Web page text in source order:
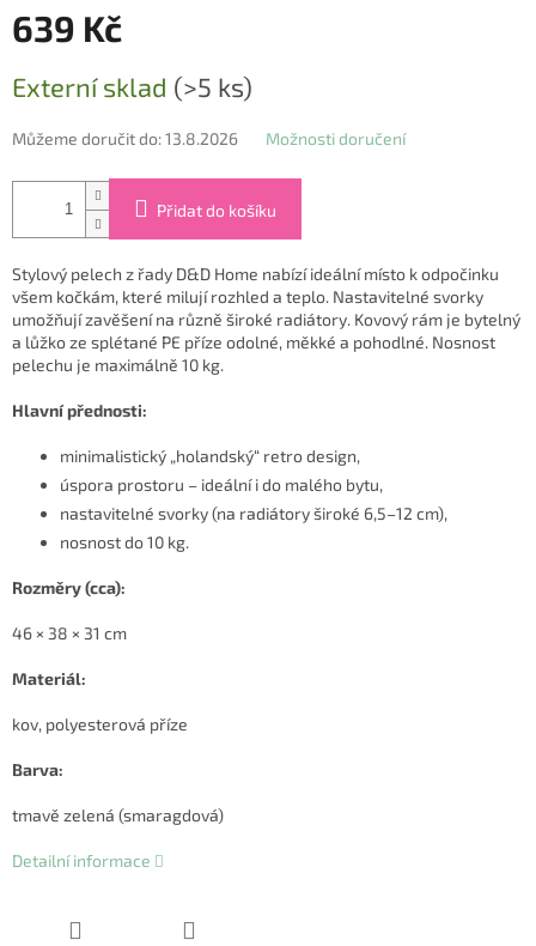
639 Kč
cena:
Externí sklad (>5 ks)
Můžeme doručit do:13.8.2026 Možnosti doručení
Přidat do košíku
Stylový pelech z řady D&D Home nabízí ideální místo k odpočinku
všem kočkám, které milují rozhled a teplo. Nastavitelné svorky
umožňují zavěšení na různě široké radiátory. Kovový rám je bytelný
a lůžko ze splétané PE příze odolné, měkké a pohodlné. Nosnost
pelechu je maximálně 10 kg.
Hlavní přednosti:
minimalistický „holandský“ retro design,
úspora prostoru – ideální i do malého bytu,
nastavitelné svorky (na radiátory široké 6,5–12 cm),
nosnost do 10 kg.
Rozměry (cca):
46 × 38 × 31 cm
Materiál:
kov, polyesterová příze
Barva:
tmavě zelená (smaragdová)
Detailní informace